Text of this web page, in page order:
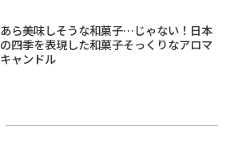
あら美味しそうな和菓子…じゃない！日本
の四季を表現した和菓子そっくりなアロマ
キャンドル